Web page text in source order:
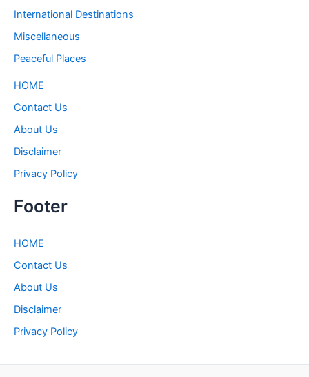
International Destinations
Miscellaneous
Peaceful Places
HOME
Contact Us
About Us
Disclaimer
Privacy Policy
Footer
HOME
Contact Us
About Us
Disclaimer
Privacy Policy